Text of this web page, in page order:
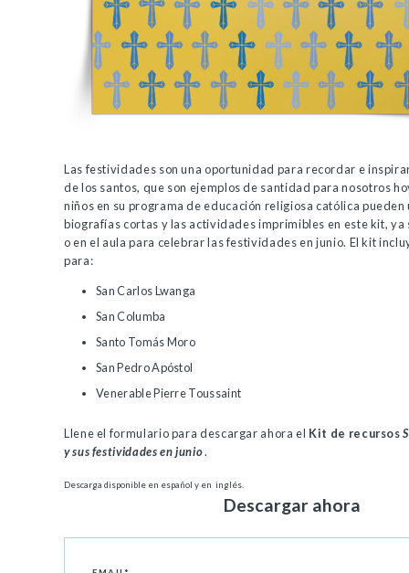
Las festividades son una oportunidad para recordar e
de los santos, que son ejemplos de santidad para nosotros
niños en su programa de educación religiosa católica pueden
biografías cortas y las actividades imprimibles en este kit, ya
o en el aula para celebrar las festividades en junio. El kit
para:
San Carlos Lwanga
San Columba
Santo Tomás Moro
San Pedro Apóstol
Venerable Pierre Toussaint
Llene el formulario para descargar ahora el Kit de recursos
y sus festividades en junio.
Descarga disponible en español y en inglés.
Descargar ahora